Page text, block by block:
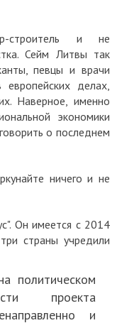
строитель и не
Сейм Литвы так
певцы и врачи
делах,
Наверное, именно
экономики
о последнем
ничего и не
Он имеется с 2014
страны учредили
политическом
проекта
и